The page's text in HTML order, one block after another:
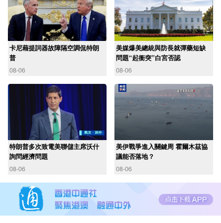
卡尼藉提詞器故障隔空調侃特朗
普
08-06
美媒爆美總統與防長就彈藥短缺
問題“起衝突”白宮否認
08-06
特朗普多次致電美聯儲主席沃什
詢問經濟問題
08-06
美伊戰爭進入關鍵周 霍爾木茲協
議能否落地？
08-06